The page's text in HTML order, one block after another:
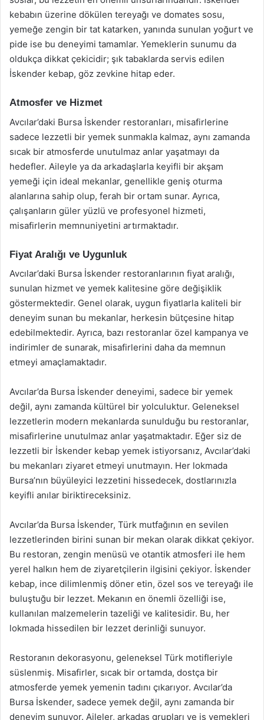
kebabın üzerine dökülen tereyağı ve domates sosu,
yemeğe zengin bir tat katarken, yanında sunulan yoğurt ve
pide ise bu deneyimi tamamlar. Yemeklerin sunumu da
oldukça dikkat çekicidir; şık tabaklarda servis edilen
İskender kebap, göz zevkine hitap eder.
Atmosfer ve Hizmet
Avcılar’daki Bursa İskender restoranları, misafirlerine
sadece lezzetli bir yemek sunmakla kalmaz, aynı zamanda
sıcak bir atmosferde unutulmaz anlar yaşatmayı da
hedefler. Aileyle ya da arkadaşlarla keyifli bir akşam
yemeği için ideal mekanlar, genellikle geniş oturma
alanlarına sahip olup, ferah bir ortam sunar. Ayrıca,
çalışanların güler yüzlü ve profesyonel hizmeti,
misafirlerin memnuniyetini artırmaktadır.
Fiyat Aralığı ve Uygunluk
Avcılar’daki Bursa İskender restoranlarının fiyat aralığı,
sunulan hizmet ve yemek kalitesine göre değişiklik
göstermektedir. Genel olarak, uygun fiyatlarla kaliteli bir
deneyim sunan bu mekanlar, herkesin bütçesine hitap
edebilmektedir. Ayrıca, bazı restoranlar özel kampanya ve
indirimler de sunarak, misafirlerini daha da memnun
etmeyi amaçlamaktadır.
Avcılar’da Bursa İskender deneyimi, sadece bir yemek
değil, aynı zamanda kültürel bir yolculuktur. Geleneksel
lezzetlerin modern mekanlarda sunulduğu bu restoranlar,
misafirlerine unutulmaz anlar yaşatmaktadır. Eğer siz de
lezzetli bir İskender kebap yemek istiyorsanız, Avcılar’daki
bu mekanları ziyaret etmeyi unutmayın. Her lokmada
Bursa’nın büyüleyici lezzetini hissedecek, dostlarınızla
keyifli anılar biriktireceksiniz.
Avcılar’da Bursa İskender, Türk mutfağının en sevilen
lezzetlerinden birini sunan bir mekan olarak dikkat çekiyor.
Bu restoran, zengin menüsü ve otantik atmosferi ile hem
yerel halkın hem de ziyaretçilerin ilgisini çekiyor. İskender
kebap, ince dilimlenmiş döner etin, özel sos ve tereyağı ile
buluştuğu bir lezzet. Mekanın en önemli özelliği ise,
kullanılan malzemelerin tazeliği ve kalitesidir. Bu, her
lokmada hissedilen bir lezzet derinliği sunuyor.
Restoranın dekorasyonu, geleneksel Türk motifleriyle
süslenmiş. Misafirler, sıcak bir ortamda, dostça bir
atmosferde yemek yemenin tadını çıkarıyor. Avcılar’da
Bursa İskender, sadece yemek değil, aynı zamanda bir
deneyim sunuyor. Aileler, arkadaş grupları ve iş yemekleri